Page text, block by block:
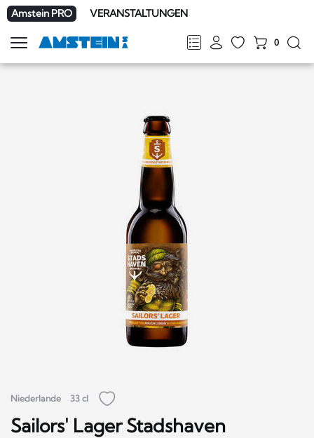
Amstein PRO VERANSTALTUNGEN
FRDEENIT
0
Navigation
zeigen
Niederlande 33 cl
Sailors' Lager Stadshaven